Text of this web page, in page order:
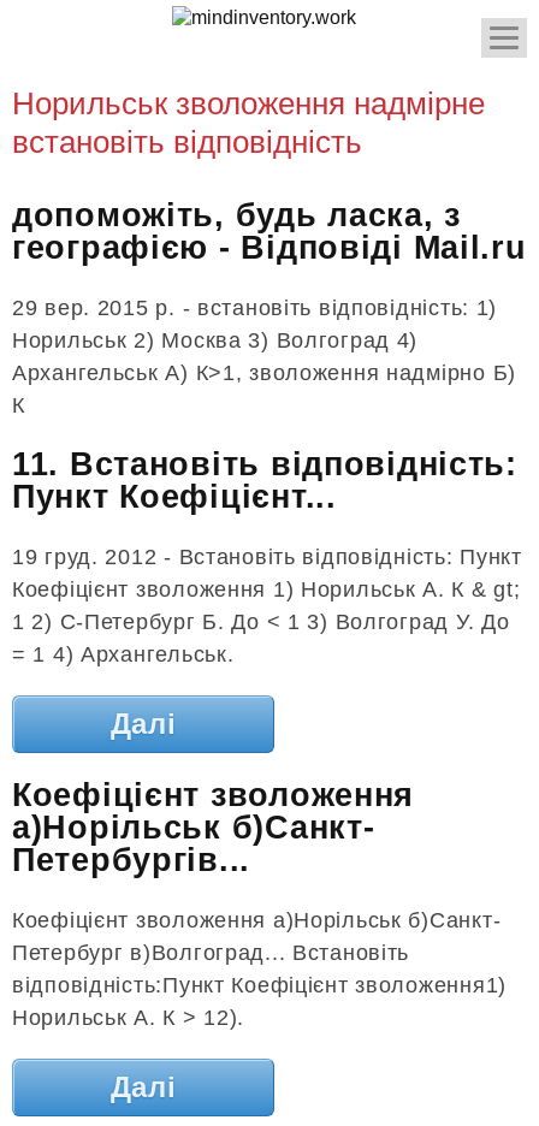
Норильськ зволоження надмірне
встановіть відповідність
допоможіть, будь ласка, з
географією - Відповіді Mail.ru
29 вер. 2015 р. - встановіть відповідність: 1)
Норильськ 2) Москва 3) Волгоград 4)
Архангельськ А) К>1, зволоження надмірно Б)
К
11. Встановіть відповідність:
Пункт Коефіцієнт...
19 груд. 2012 - Встановіть відповідність: Пункт
Коефіцієнт зволоження 1) Норильськ А. К & gt;
1 2) С-Петербург Б. До < 1 3) Волгоград У. До
= 1 4) Архангельськ.
Далі
Коефіцієнт зволоження
а)Норільськ б)Санкт-
Петербургів...
Коефіцієнт зволоження а)Норільськ б)Санкт-
Петербург в)Волгоград... Встановіть
відповідність:Пункт Коефіцієнт зволоження1)
Норильськ А. К > 12).
Далі